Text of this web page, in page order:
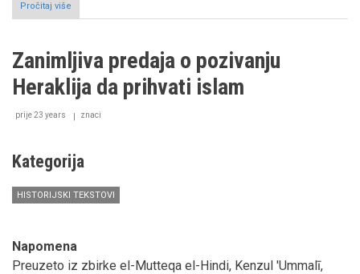
Pročitaj više
Krstaške
dio):
Uvod
Zanimljiva predaja o pozivanju
Heraklija da prihvati islam
prije 23 years znaci
Kategorija
HISTORIJSKI TEKSTOVI
Napomena
Preuzeto iz zbirke el-Mutteqa el-Hindi, Kenzul 'Ummalī,